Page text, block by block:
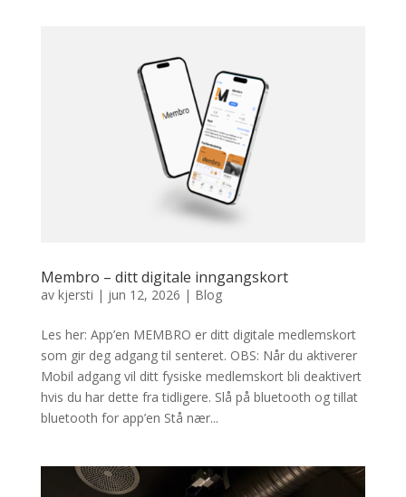
Membro – ditt digitale inngangskort
av kjersti | jun 12, 2026 | Blog
Les her: App’en MEMBRO er ditt digitale medlemskort
som gir deg adgang til senteret. OBS: Når du aktiverer
Mobil adgang vil ditt fysiske medlemskort bli deaktivert
hvis du har dette fra tidligere. Slå på bluetooth og tillat
bluetooth for app’en Stå nær...